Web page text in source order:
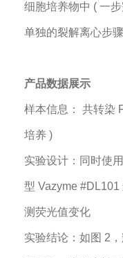
细胞培养物中 ( 一
单独的裂解离心步
产品数据展示
样本信息： 共转染
培养 )
实验设计：同时使
型 Vazyme
测荧光值变化
实验结论：如图 2